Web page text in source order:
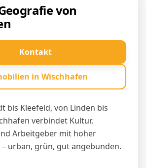
von
bis Kleefeld, von Linden bis
verbindet Kultur,
Arbeitgeber mit hoher
urban, grün, gut angebunden.
Kontakt
in Wischhafen